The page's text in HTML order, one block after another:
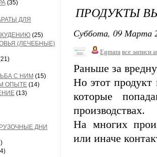
(35)
ДЛЯ
(25)
(ЛЕЧЕБНЫЕ)
С НИМ (15)
ОПЫТЕ (14)
(13)
ДНИ
ПРОДУКТЫ
Суббота, 09 Марта
Egmara все записи
Раньше за
Но этот продукт
которые
производствах.
На многих
или иначе